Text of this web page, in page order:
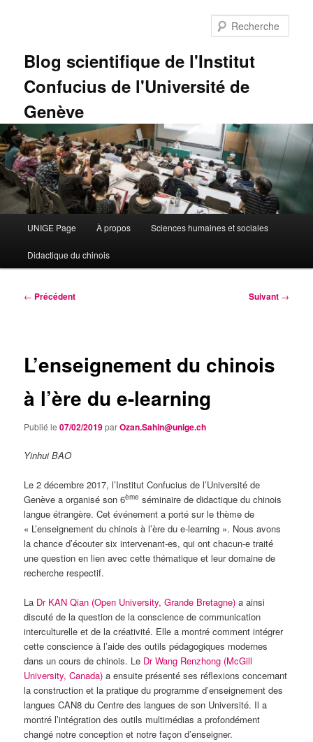
Blog scientifique de l'Institut
Confucius de l'Université de
Genève
principal
UNIGE Page À propos Sciences humaines et sociales
Didactique du chinois
Navigation
← Précédent Suivant →
L’enseignement du chinois
à l’ère du e-learning
Publié le07/02/2019parOzan.Sahin@unige.ch
Yinhui BAO
Le 2 décembre 2017, l’Institut Confucius de l’Université de
Genève a organisé son 6ème séminaire de didactique du chinois
langue étrangère. Cet événement a porté sur le thème de
« L’enseignement du chinois à l’ère du e-learning ». Nous avons
la chance d’écouter six intervenant-es, qui ont chacun-e traité
une question en lien avec cette thématique et leur domaine de
recherche respectif.
La Dr KAN Qian (Open University, Grande Bretagne) a ainsi
discuté de la question de la conscience de communication
interculturelle et de la créativité. Elle a montré comment intégrer
cette conscience à l’aide des outils pédagogiques modernes
dans un cours de chinois. Le Dr Wang Renzhong (McGill
University, Canada)a ensuite présenté ses réflexions concernant
la construction et la pratique du programme d’enseignement des
langues CAN8 du Centre des langues de son Université. Il a
montré l’intégration des outils multimédias a profondément
changé notre conception et notre façon d’enseigner.